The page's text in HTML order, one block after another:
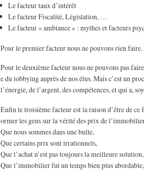
Le facteur taux d’intérêt
Le facteur Fiscalité, Législation, …
Le facteur « ambiance » : mythes et facteurs
Pour le premier facteur nous ne pouvons rien faire.
Pour le deuxième facteur nous ne pouvons pas
e du lobbying auprès de nos élus. Mais c’est un
l’énergie, de l’argent, des compétences, et qui a,
Enfin le troisième facteur est la raison d’être de
ormer les gens sur la vérité des prix de
Que nous sommes dans une bulle,
Que certains prix sont irrationnels,
Que l’achat n’est pas toujours la meilleure solution,
Que l’immobilier fut un temps bien plus abordable,